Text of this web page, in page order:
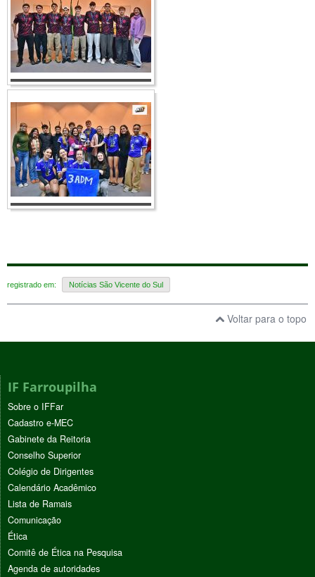
registrado em: Notícias São Vicente do Sul
Voltar para o topo
IF Farroupilha
Sobre o IFFar
Cadastro e-MEC
Gabinete da Reitoria
Conselho Superior
Colégio de Dirigentes
Calendário Acadêmico
Lista de Ramais
Comunicação
Ética
Comitê de Ética na Pesquisa
Agenda de autoridades